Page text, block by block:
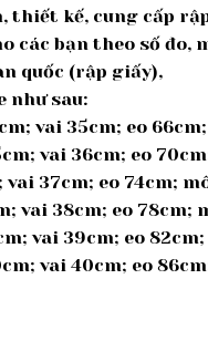
thiết kế, cung cấp
các bạn theo số đo,
quốc (rập giấy),
như sau:
vai 35cm; eo
vai 36cm; eo
vai 37cm; eo 74cm;
vai 38cm; eo 78cm;
vai 39cm; eo
vai 40cm; eo